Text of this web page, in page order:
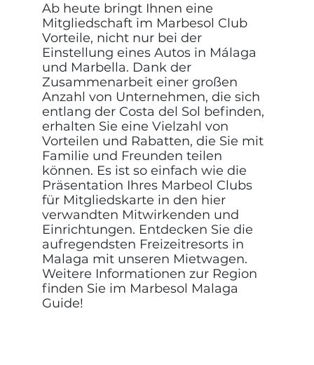
Ab heute bringt Ihnen eine
Mitgliedschaft im Marbesol Club
Vorteile, nicht nur bei der
Einstellung eines Autos in Málaga
und Marbella. Dank der
Zusammenarbeit einer großen
Anzahl von Unternehmen, die sich
entlang der Costa del Sol befinden,
erhalten Sie eine Vielzahl von
Vorteilen und Rabatten, die Sie mit
Familie und Freunden teilen
können. Es ist so einfach wie die
Präsentation Ihres Marbeol Clubs
für Mitgliedskarte in den hier
verwandten Mitwirkenden und
Einrichtungen. Entdecken Sie die
aufregendsten Freizeitresorts in
Malaga mit unseren Mietwagen.
Weitere Informationen zur Region
finden Sie im Marbesol Malaga
Guide!